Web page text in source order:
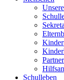
Part­ner
Schul­le­ben